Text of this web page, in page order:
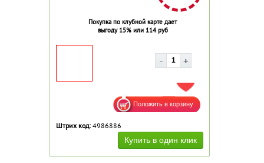
Покупка по клубной карте дает
выгоду 15% или 114 руб
ДОБАВИТЬ В ИЗБРАННОЕ
Штрих код: 4986886